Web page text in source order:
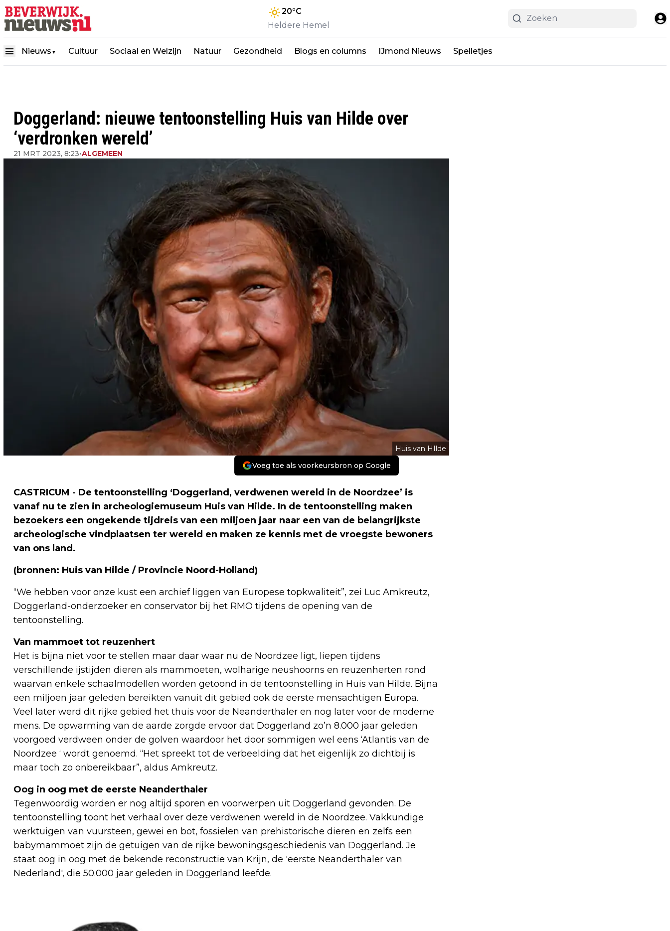
20°C
Heldere Hemel
Nieuws ▼ Cultuur Sociaal en Welzijn Natuur Gezondheid Blogs en columns IJmond Nieuws Spelletjes
Doggerland: nieuwe tentoonstelling Huis van Hilde over
‘verdronken wereld’
21 MRT 2023, 8:23•ALGEMEEN
Huis van HIlde
Voeg toe als voorkeursbron op Google
CASTRICUM - De tentoonstelling ‘Doggerland, verdwenen wereld in de Noordzee’ is
vanaf nu te zien in archeologiemuseum Huis van Hilde. In de tentoonstelling maken
bezoekers een ongekende tijdreis van een miljoen jaar naar een van de belangrijkste
archeologische vindplaatsen ter wereld en maken ze kennis met de vroegste bewoners
van ons land.
(bronnen: Huis van Hilde / Provincie Noord-Holland)
“We hebben voor onze kust een archief liggen van Europese topkwaliteit”, zei Luc Amkreutz,
Doggerland-onderzoeker en conservator bij het RMO tijdens de opening van de
tentoonstelling.
Van mammoet tot reuzenhert
Het is bijna niet voor te stellen maar daar waar nu de Noordzee ligt, liepen tijdens
verschillende ijstijden dieren als mammoeten, wolharige neushoorns en reuzenherten rond
waarvan enkele schaalmodellen worden getoond in de tentoonstelling in Huis van Hilde. Bijna
een miljoen jaar geleden bereikten vanuit dit gebied ook de eerste mensachtigen Europa.
Veel later werd dit rijke gebied het thuis voor de Neanderthaler en nog later voor de moderne
mens. De opwarming van de aarde zorgde ervoor dat Doggerland zo’n 8.000 jaar geleden
voorgoed verdween onder de golven waardoor het door sommigen wel eens ‘Atlantis van de
Noordzee ‘ wordt genoemd. “Het spreekt tot de verbeelding dat het eigenlijk zo dichtbij is
maar toch zo onbereikbaar”, aldus Amkreutz.
Oog in oog met de eerste Neanderthaler
Tegenwoordig worden er nog altijd sporen en voorwerpen uit Doggerland gevonden. De
tentoonstelling toont het verhaal over deze verdwenen wereld in de Noordzee. Vakkundige
werktuigen van vuursteen, gewei en bot, fossielen van prehistorische dieren en zelfs een
babymammoet zijn de getuigen van de rijke bewoningsgeschiedenis van Doggerland. Je
staat oog in oog met de bekende reconstructie van Krijn, de 'eerste Neanderthaler van
Nederland', die 50.000 jaar geleden in Doggerland leefde.